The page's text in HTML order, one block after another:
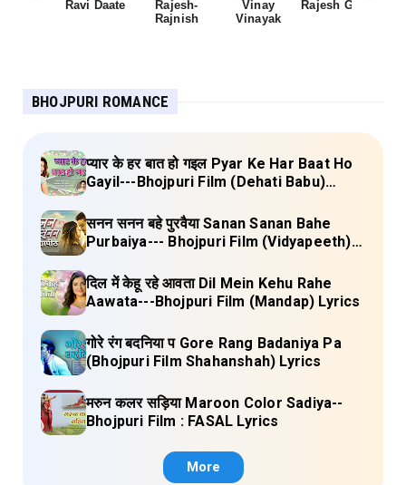
Ravi Daate
Rajesh-
Rajnish
Vinay
Vinayak
Rajesh Gupta
BHOJPURI ROMANCE
प्यार के हर बात हो गइल Pyar Ke Har Baat Ho
Gayil---Bhojpuri Film (Dehati Babu)
सनन सनन बहे पुरवैया Sanan Sanan Bahe
Purbaiya--- Bhojpuri Film (Vidyapeeth)
दिल में केहू रहे आवता Dil Mein Kehu Rahe
Aawata---Bhojpuri Film (Mandap) Lyrics
गोरे रंग बदनिया प Gore Rang Badaniya Pa
(Bhojpuri Film Shahanshah) Lyrics
मरुन कलर सड़िया Maroon Color Sadiya--
Bhojpuri Film : FASAL Lyrics
More